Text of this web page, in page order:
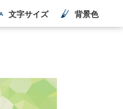
文字サイズ 背景色